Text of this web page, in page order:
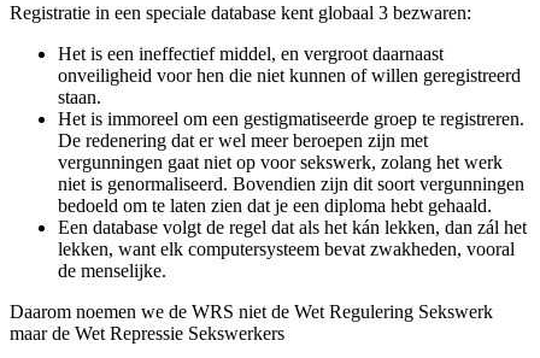
Registratie in een speciale database kent globaal 3 bezwaren:
Het is een ineffectief middel, en vergroot daarnaast
onveiligheid voor hen die niet kunnen of willen geregistreerd
staan.
Het is immoreel om een gestigmatiseerde groep te registreren.
De redenering dat er wel meer beroepen zijn met
vergunningen gaat niet op voor sekswerk, zolang het werk
niet is genormaliseerd. Bovendien zijn dit soort vergunningen
bedoeld om te laten zien dat je een diploma hebt gehaald.
Een database volgt de regel dat als het kán lekken, dan zál het
lekken, want elk computersysteem bevat zwakheden, vooral
de menselijke.
Daarom noemen we de WRS niet de Wet Regulering Sekswerk
maar de Wet Repressie Sekswerkers